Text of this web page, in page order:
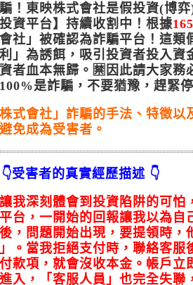
！ 東映株式會社是假投資(博弈
資平台】持續收割中！根據
社」被確認為詐騙平台！這類
」為誘餌，吸引投資者投入資
者血本無歸。🈲因此請大家務
是詐騙，不要猶豫，趕緊停
式會社 」詐騙的手法、特徵以
免成為受害者。
👇受害者的真實經歷描述 👇
我深刻體會到投資陷阱的可怕
台，一開始的回報讓我以為自
，問題開始出現，要提領時，
。當我拒絕支付時，聯絡客服
款項，就會沒收本金。帳戶立
入，「客服人員」也完全失聯